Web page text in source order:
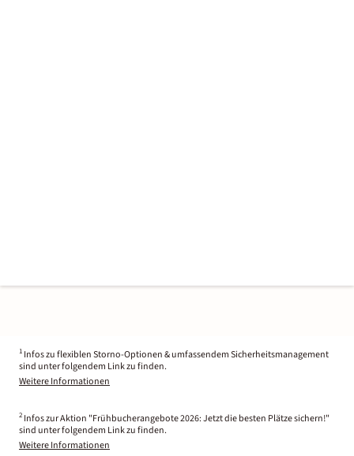
1 Infos zu flexiblen Storno-Optionen & umfassendem Sicherheitsmanagement
sind unter folgendem Link zu finden.
Weitere Informationen
2 Infos zur Aktion "Frühbucherangebote 2026: Jetzt die besten Plätze sichern!"
sind unter folgendem Link zu finden.
Weitere Informationen